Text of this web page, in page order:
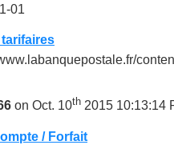
01
on Oct. 10th 2015 10:13:14
/ Forfait